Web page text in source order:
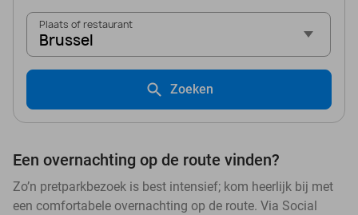
Plaats of restaurant
Brussel
Zoeken
Een overnachting op de route vinden?
Zo’n pretparkbezoek is best intensief; kom heerlijk bij met
een comfortabele overnachting op de route. Via Social